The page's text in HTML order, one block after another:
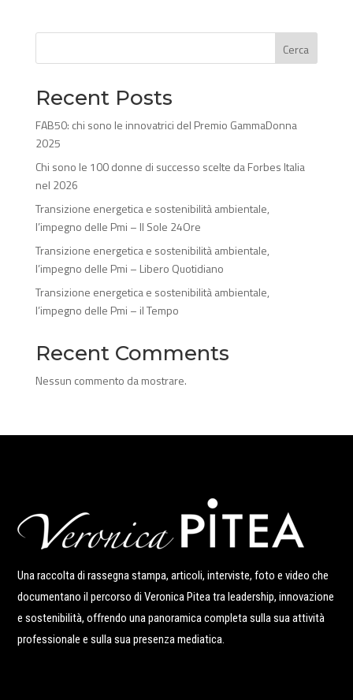
Cerca
Recent Posts
FAB50: chi sono le innovatrici del Premio GammaDonna
2025
Chi sono le 100 donne di successo scelte da Forbes Italia
nel 2026
Transizione energetica e sostenibilità ambientale,
l’impegno delle Pmi – Il Sole 24Ore
Transizione energetica e sostenibilità ambientale,
l’impegno delle Pmi – Libero Quotidiano
Transizione energetica e sostenibilità ambientale,
l’impegno delle Pmi – il Tempo
Recent Comments
Nessun commento da mostrare.
Una raccolta di rassegna stampa, articoli, interviste, foto e video che
documentano il percorso di Veronica Pitea tra leadership, innovazione
e sostenibilità, offrendo una panoramica completa sulla sua attività
professionale e sulla sua presenza mediatica.